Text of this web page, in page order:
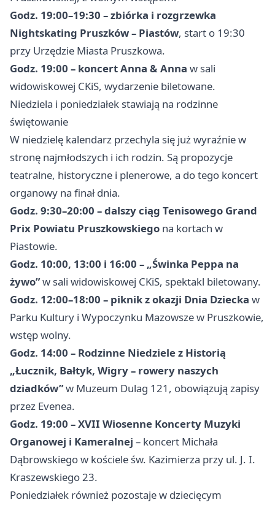
Godz. 19:00–19:30 – zbiórka i rozgrzewka
Nightskating Pruszków – Piastów, start o 19:30
przy Urzędzie Miasta Pruszkowa.
Godz. 19:00 – koncert Anna & Anna w sali
widowiskowej CKiS, wydarzenie biletowane.
Niedziela i poniedziałek stawiają na rodzinne
świętowanie
W niedzielę kalendarz przechyla się już wyraźnie w
stronę najmłodszych i ich rodzin. Są propozycje
teatralne, historyczne i plenerowe, a do tego koncert
organowy na finał dnia.
Godz. 9:30–20:00 – dalszy ciąg Tenisowego Grand
Prix Powiatu Pruszkowskiego na kortach w
Piastowie.
Godz. 10:00, 13:00 i 16:00 – „Świnka Peppa na
żywo”w sali widowiskowej CKiS, spektakl biletowany.
Godz. 12:00–18:00 – piknik z okazji Dnia Dziecka w
Parku Kultury i Wypoczynku Mazowsze w Pruszkowie,
wstęp wolny.
Godz. 14:00 – Rodzinne Niedziele z Historią
„Łucznik, Bałtyk, Wigry – rowery naszych
dziadków”w Muzeum Dulag 121, obowiązują zapisy
przez Evenea.
Godz. 19:00 – XVII Wiosenne Koncerty Muzyki
Organowej i Kameralnej – koncert Michała
Dąbrowskiego w kościele św. Kazimierza przy ul. J. I.
Kraszewskiego 23.
Poniedziałek również pozostaje w dziecięcym